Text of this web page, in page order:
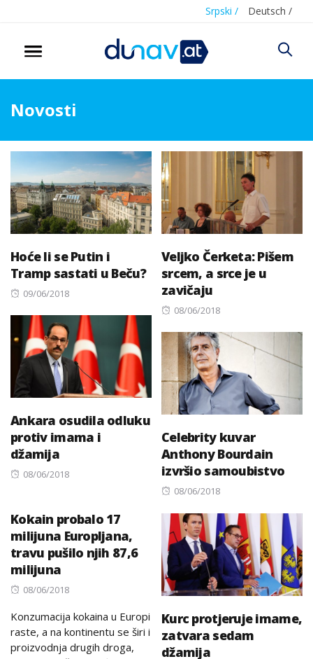
Srpski / Deutsch /
Novosti
Hoće li se Putin i
Tramp sastati u Beču?
Posted
09/06/2018
Veljko Čerketa: Pišem
srcem, a srce je u
zavičaju
Posted
08/06/2018
Ankara osudila odluku
protiv imama i
džamija
Posted
08/06/2018
Celebrity kuvar
Anthony Bourdain
izvršio samoubistvo
Posted
08/06/2018
Kokain probalo 17
milijuna Europljana,
travu pušilo njih 87,6
milijuna
Posted
08/06/2018
Konzumacija kokaina u Europi
raste, a na kontinentu se širi i
proizvodnja drugih droga,
Kurc protjeruje imame,
zatvara sedam
džamija